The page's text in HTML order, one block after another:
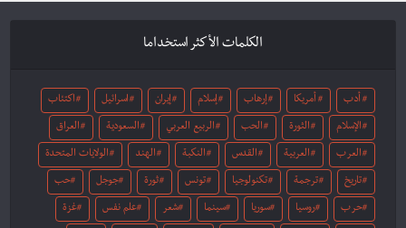
الكلمات الأكثر استخداما
أدب أمريكا إرهاب إسلام إيران اسرائيل اكتئاب
الإسلام الثورة الحب الربيع العربي السعودية العراق
العرب العربية القدس النكبة الهند الولايات المتحدة
تاريخ ترجمة تكنولوجيا تونس ثورة جوجل حب
حرب روسيا سوريا سينما شعر علم نفس غزة